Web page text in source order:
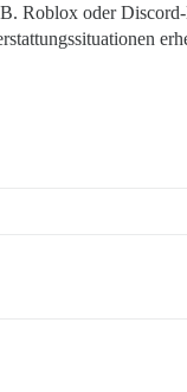
Roblox oder